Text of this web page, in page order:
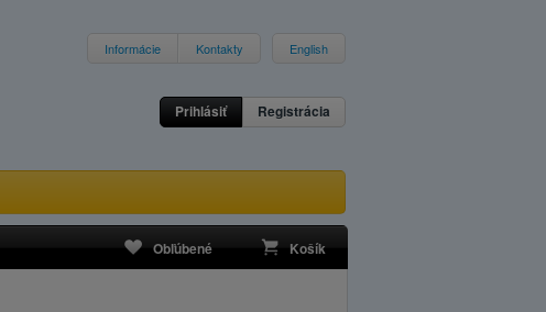
Informácie Kontakty English
Prihlásiť Registrácia
Obľúbené Košík